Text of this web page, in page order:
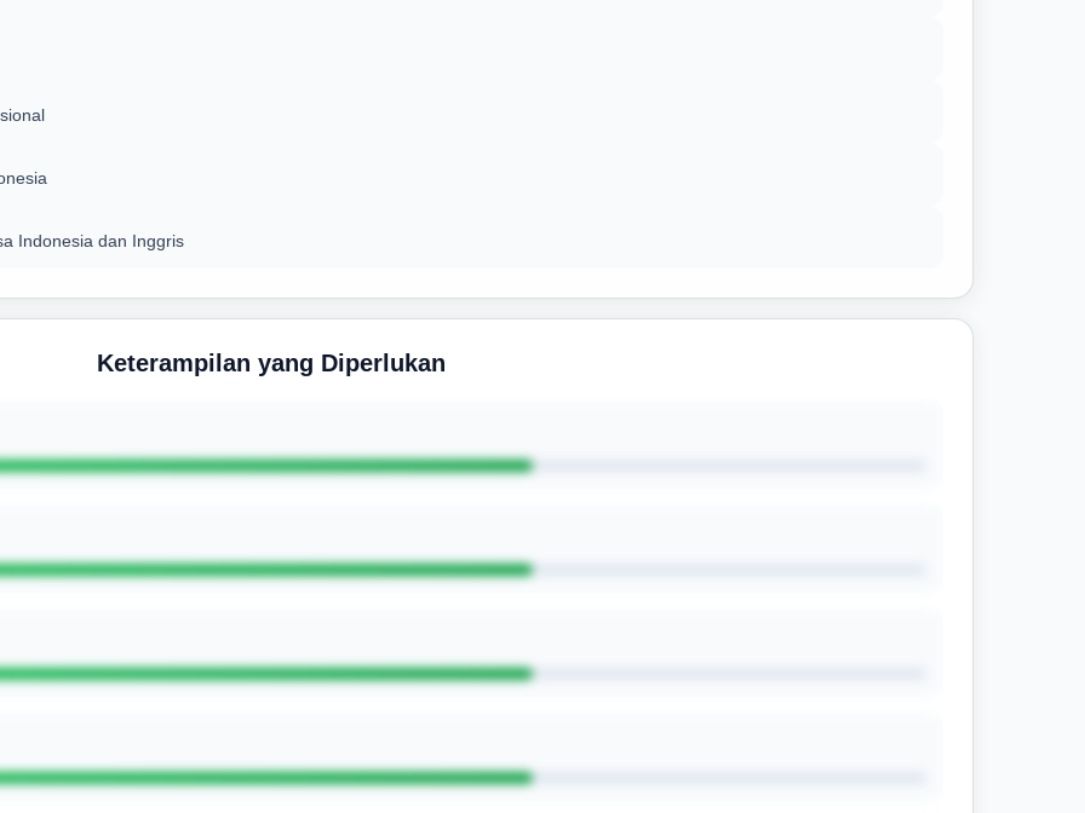
Indonesia dan Inggris
Keterampilan yang Diperlukan